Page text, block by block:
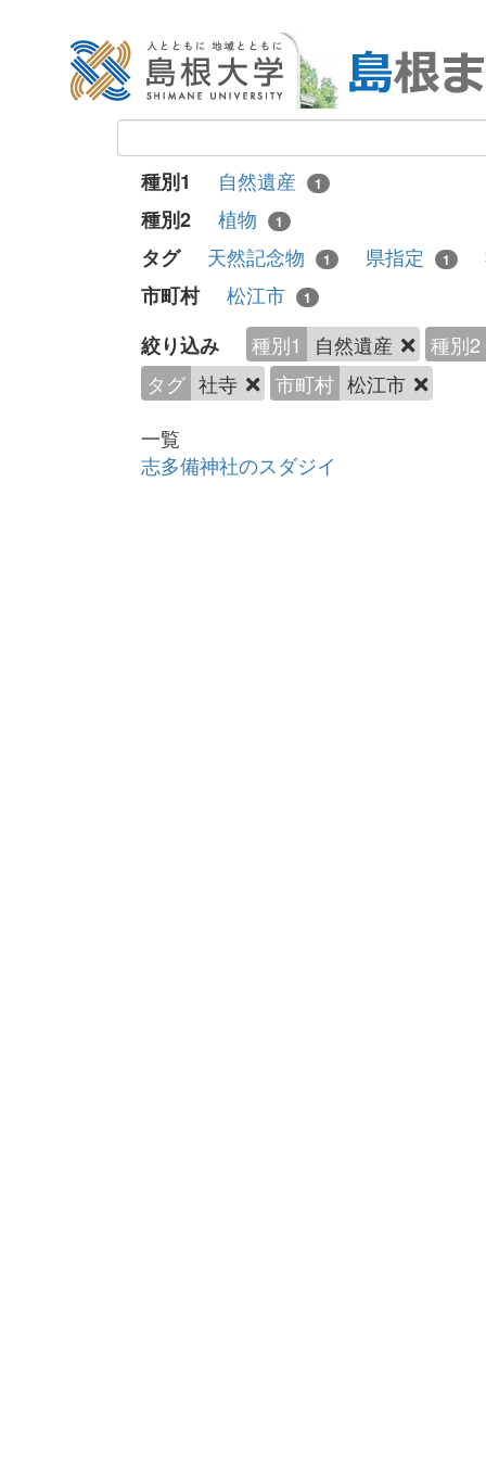
種別1 自然遺産 1
種別2 植物 1
タグ 天然記念物 1 県指定 1
市町村
松江市 1
絞り込み 種別1 自然遺産
種別2
タグ 社寺 市町村 松江市
一覧
志多備神社のスダジイ